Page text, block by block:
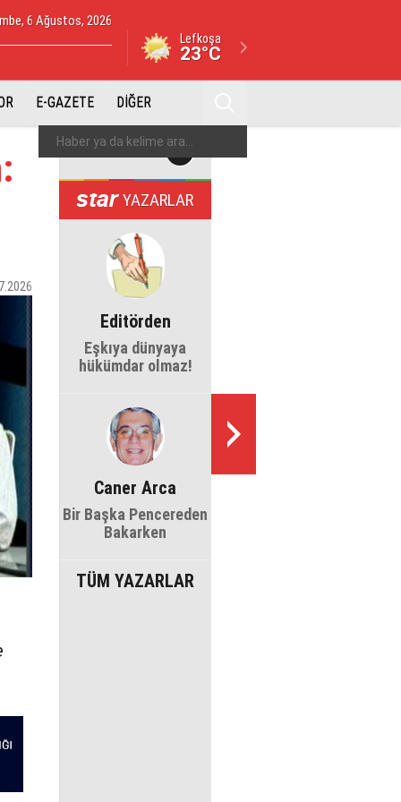
6 Ağustos, 2026
Lefkoşa
23°C
E-GAZETE DİĞER
YAZARLAR
Editörden
Eşkıya dünyaya
hükümdar olmaz!
Caner Arca
Bir Başka Pencereden
Bakarken
TÜM YAZARLAR